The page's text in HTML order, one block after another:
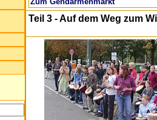
Teil 3 - Auf dem Weg zum